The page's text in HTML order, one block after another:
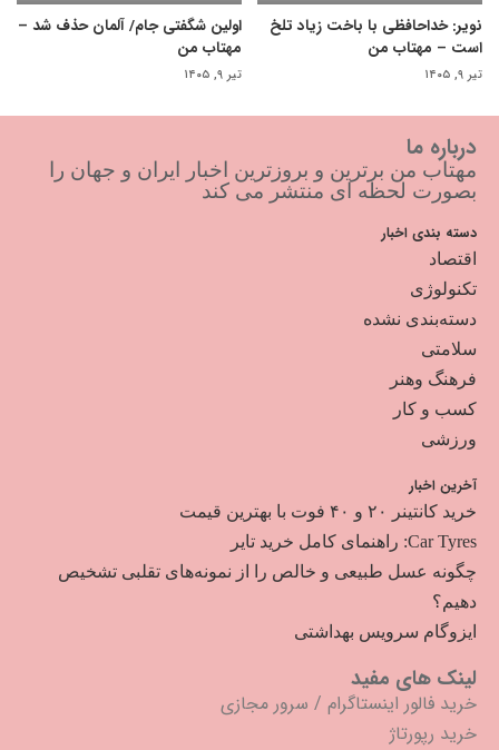
نویر: خداحافظی با باخت زیاد تلخ
است – مهتاب من
تیر ۹, ۱۴۰۵
اولین شگفتی جام/ آلمان حذف شد –
مهتاب من
تیر ۹, ۱۴۰۵
درباره ما
مهتاب من برترین و بروزترین اخبار ایران و جهان را
بصورت لحظه ای منتشر می کند
دسته بندی اخبار
اقتصاد
تکنولوژی
دسته‌بندی نشده
سلامتی
فرهنگ وهنر
کسب و کار
ورزشی
آخرین اخبار
خرید کانتینر ۲۰ و ۴۰ فوت با بهترین قیمت
Car Tyres: راهنمای کامل خرید تایر
چگونه عسل طبیعی و خالص را از نمونه‌های تقلبی تشخیص
دهیم؟
ایزوگام سرویس بهداشتی
لینک های مفید
خرید فالور اینستاگرام / سرور مجازی
خرید رپورتاژ